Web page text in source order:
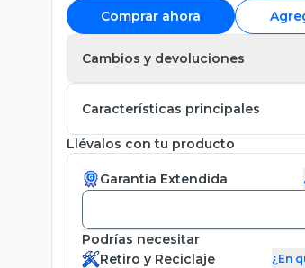
Comprar ahora
Cambios y devoluciones
Características principales
Llévalos con tu producto
Garantía Extendida
Podrías necesitar
Retiro y Reciclaje
¿En